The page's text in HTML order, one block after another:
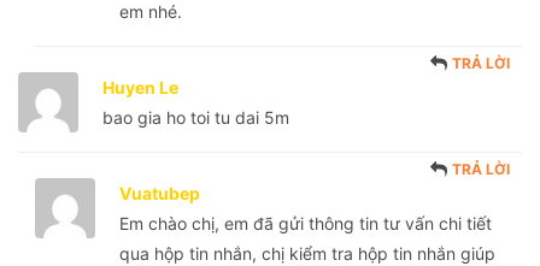
em nhé.
Huyen Le
TRẢ LỜI
bao gia ho toi tu dai 5m
Vuatubep
TRẢ LỜI
Em chào chị, em đã gửi thông tin tư vấn chi tiết
qua hộp tin nhắn, chị kiểm tra hộp tin nhắn giúp